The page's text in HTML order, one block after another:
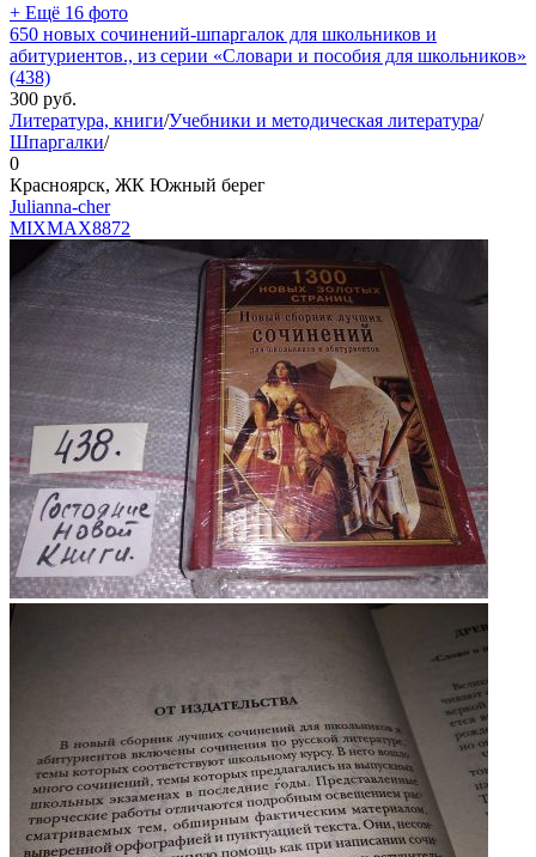
+ Ещё 16 фото
650 новых сочинений-шпаргалок для школьников и
абитуриентов., из серии «Словари и пособия для школьников»
(438)
300 руб.
Литература, книги/Учебники и методическая литература/
Шпаргалки/
0
Красноярск, ЖК Южный берег
Julianna-cher
MIXMAX8872